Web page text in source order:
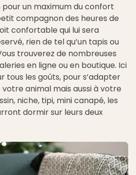
pour un maximum du confort
compagnon des heures de
confortable qui lui sera
rien de tel qu’un tapis ou
trouverez de nombreuses
en ligne ou en boutique. Ici
tous les goûts, pour s’adapter
animal mais aussi à votre
niche, tipi, mini canapé, les
dormir sur leurs deux